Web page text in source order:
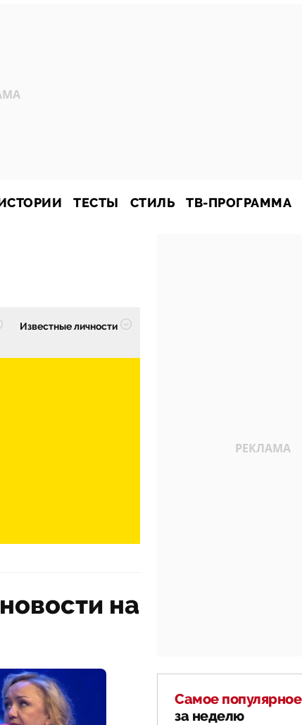
ТЕСТЫ СТИЛЬ ТВ-ПРОГРАММА
Известные личности
на
Самое популярное
за неделю